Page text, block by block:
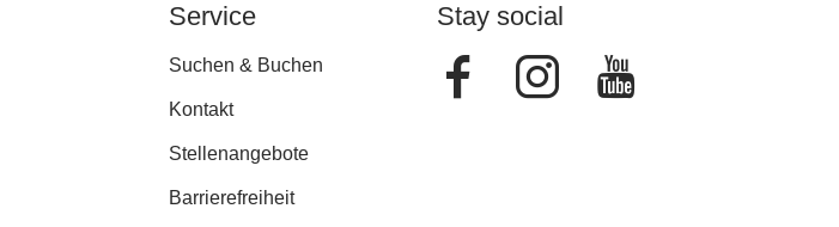
Service
Suchen & Buchen
Kontakt
Stellenangebote
Barrierefreiheit
Stay social
FacebookInstagram